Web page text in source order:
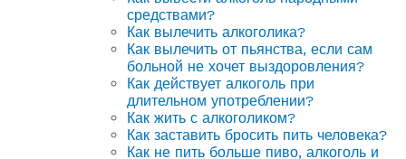
средствами?
Как вылечить алкоголика?
Как вылечить от пьянства, если сам
больной не хочет выздоровления?
Как действует алкоголь при
длительном употреблении?
Как жить с алкоголиком?
Как заставить бросить пить человека?
Как не пить больше пиво, алкоголь и